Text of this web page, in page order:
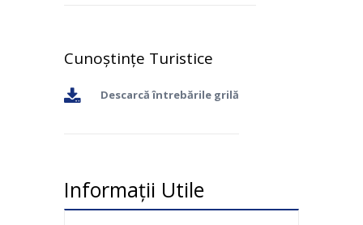
Cunoștințe Turistice
Descarcă întrebările grilă
Informații Utile